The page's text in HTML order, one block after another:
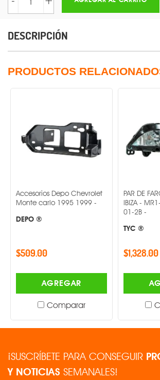
DESCRIPCIÓN
PRODUCTOS
Accesorios Depo Chevrolet
Monte carlo 1995 1999 -
DEPO ®
$509.00
AGREGAR
Comparar
PAR DE
IBIZA -
01-2B -
TYC ®
$1,328.00
¡SUSCRÍBETE PARA CONSEGUIR
Y NOTICIAS SEMANALES!